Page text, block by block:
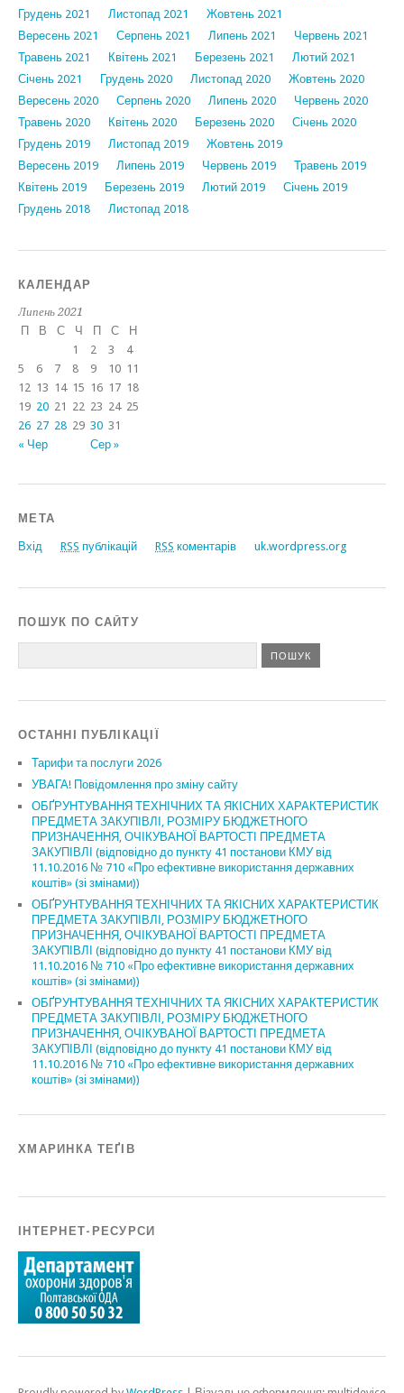
Грудень 2021
Листопад 2021
Жовтень 2021
Вересень 2021
Серпень 2021 Липень 2021
Червень 2021
Травень 2021
Квітень 2021 Березень 2021
Лютий 2021
Січень 2021
Грудень 2020 Листопад 2020
Жовтень 2020
Вересень 2020
Серпень 2020 Липень 2020
Червень 2020
Травень 2020
Квітень 2020 Березень 2020
Січень 2020
Грудень 2019
Листопад 2019
Жовтень 2019
Вересень 2019
Липень 2019 Червень 2019
Травень 2019
Квітень 2019
Березень 2019 Лютий 2019
Січень 2019
Грудень 2018
Листопад 2018
КАЛЕНДАР
Липень 2021
П
В С Ч П С Н
« Чер Сер »
1 2 3
4
5
6 7 8 9 10 11
12 13 14 15 16 17 18
19 20 21 22 23 24 25
26 27 28 29 30 31
МЕТА
Вхід RSS публікацій RSS коментарів uk.wordpress.org
ПОШУК ПО САЙТУ
ОСТАННІ ПУБЛІКАЦІЇ
Тарифи та послуги 2026
УВАГА! Повідомлення про зміну сайту
ОБҐРУНТУВАННЯ ТЕХНІЧНИХ ТА ЯКІСНИХ ХАРАКТЕРИСТИК
ПРЕДМЕТА ЗАКУПІВЛІ, РОЗМІРУ БЮДЖЕТНОГО
ПРИЗНАЧЕННЯ, ОЧІКУВАНОЇ ВАРТОСТІ ПРЕДМЕТА
ЗАКУПІВЛІ (відповідно до пункту 41 постанови КМУ від
11.10.2016 № 710 «Про ефективне використання державних
коштів» (зі змінами))
ОБҐРУНТУВАННЯ ТЕХНІЧНИХ ТА ЯКІСНИХ ХАРАКТЕРИСТИК
ПРЕДМЕТА ЗАКУПІВЛІ, РОЗМІРУ БЮДЖЕТНОГО
ПРИЗНАЧЕННЯ, ОЧІКУВАНОЇ ВАРТОСТІ ПРЕДМЕТА
ЗАКУПІВЛІ (відповідно до пункту 41 постанови КМУ від
11.10.2016 № 710 «Про ефективне використання державних
коштів» (зі змінами))
ОБҐРУНТУВАННЯ ТЕХНІЧНИХ ТА ЯКІСНИХ ХАРАКТЕРИСТИК
ПРЕДМЕТА ЗАКУПІВЛІ, РОЗМІРУ БЮДЖЕТНОГО
ПРИЗНАЧЕННЯ, ОЧІКУВАНОЇ ВАРТОСТІ ПРЕДМЕТА
ЗАКУПІВЛІ (відповідно до пункту 41 постанови КМУ від
11.10.2016 № 710 «Про ефективне використання державних
коштів» (зі змінами))
ХМАРИНКА ТЕҐІВ
ІНТЕРНЕТ-РЕСУРСИ